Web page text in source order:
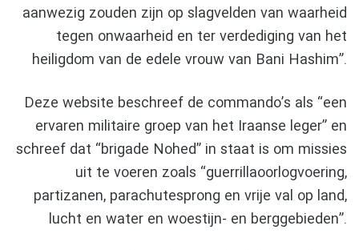
aanwezig zouden zijn op slagvelden van waarheid
tegen onwaarheid en ter verdediging van het
heiligdom van de edele vrouw van Bani Hashim”.
Deze website beschreef de commando’s als “een
ervaren militaire groep van het Iraanse leger” en
schreef dat “brigade Nohed” in staat is om missies
uit te voeren zoals “guerrillaoorlogvoering,
partizanen, parachutesprong en vrije val op land,
lucht en water en woestijn- en berggebieden”.